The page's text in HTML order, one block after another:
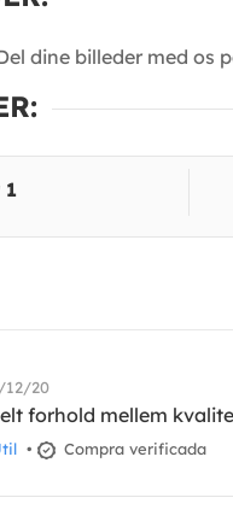
dine billeder med os
1
12/20
forhold mellem
• Compra verificada